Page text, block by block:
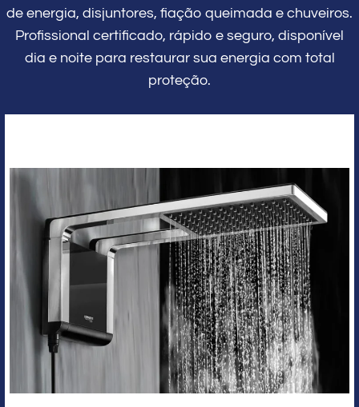
de energia, disjuntores, fiação queimada e chuveiros.
Profissional certificado, rápido e seguro, disponível
dia e noite para restaurar sua energia com total
proteção.